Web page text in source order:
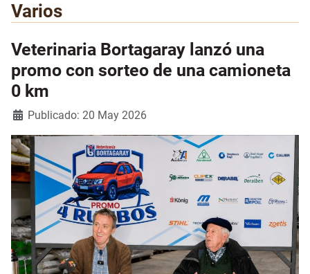
Varios
Veterinaria Bortagaray lanzó una
promo con sorteo de una camioneta
0 km
Detalles
Publicado: 20 May 2026